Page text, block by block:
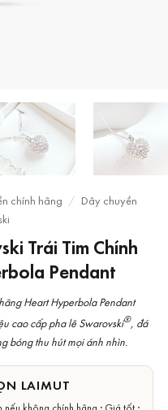
chính hãng / Dây chuyền
Trái Tim Chính
Pendant
Heart Hyperbola Pendant
cao cấp pha lê Swarovski®, đá
bóng thu hút mọi ánh nhìn.
LAIMUT